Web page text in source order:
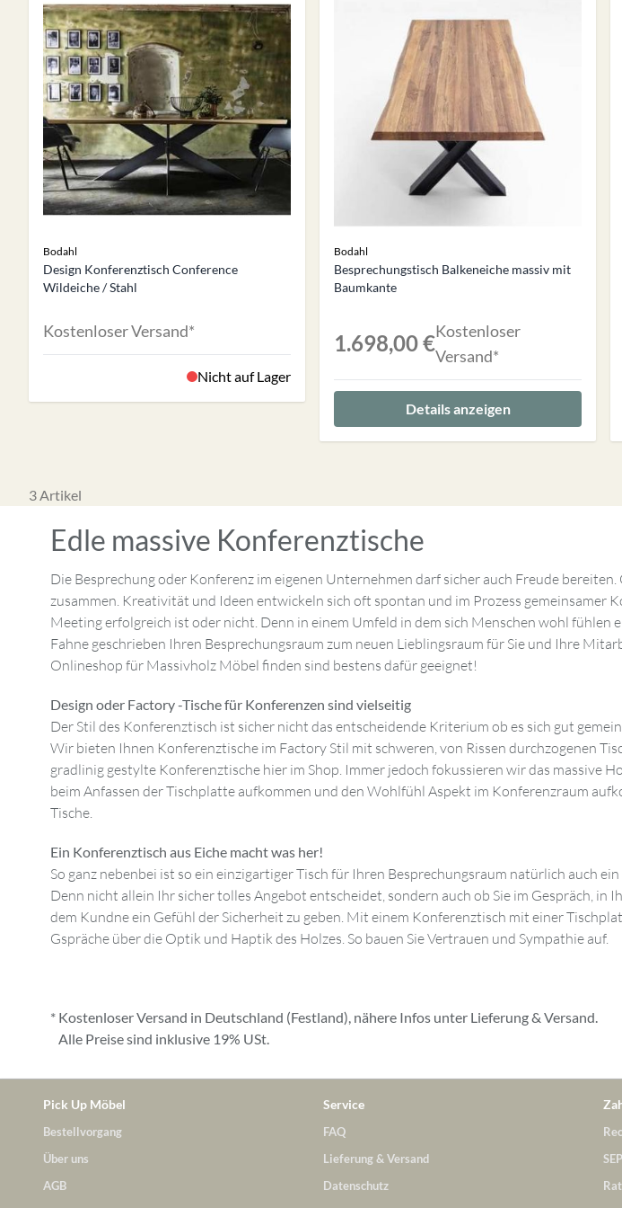
Bodahl
Design Konferenztisch Conference
Wildeiche / Stahl
Kostenloser Versand*
Nicht auf Lager
Bodahl
Besprechungstisch Balkeneiche massiv mit
Baumkante
1.698,00 €Kostenloser
Versand*
Details anzeigen
3Artikel
Edle massive Konferenztische
Die Besprechung oder Konferenz im eigenen Unternehmen darf sicher auch Freude
zusammen. Kreativität und Ideen entwickeln sich oft spontan und im Prozess gemeinsamer
Meeting erfolgreich ist oder nicht. Denn in einem Umfeld in dem sich Menschen wohl
Fahne geschrieben Ihren Besprechungsraum zum neuen Lieblingsraum für Sie und Ihre
Onlineshop für Massivholz Möbel finden sind bestens dafür geeignet!
Design oder Factory -Tische für Konferenzen sind vielseitig
Der Stil des Konferenztisch ist sicher nicht das entscheidende Kriterium ob es sich gut
Wir bieten Ihnen Konferenztische im Factory Stil mit schweren, von Rissen durchzogenen
gradlinig gestylte Konferenztische hier im Shop. Immer jedoch fokussieren wir das massive
beim Anfassen der Tischplatte aufkommen und den Wohlfühl Aspekt im Konferenzraum
Tische.
Ein Konferenztisch aus Eiche macht was her!
So ganz nebenbei ist so ein einzigartiger Tisch für Ihren Besprechungsraum natürlich auch
Denn nicht allein Ihr sicher tolles Angebot entscheidet, sondern auch ob Sie im Gespräch,
dem Kundne ein Gefühl der Sicherheit zu geben. Mit einem Konferenztisch mit einer
Gspräche über die Optik und Haptik des Holzes. So bauen Sie Vertrauen und Sympathie auf.
* Kostenloser Versand in Deutschland (Festland), nähere Infos unter Lieferung & Versand.
Alle Preise sind inklusive 19% USt.
Pick Up Möbel
Bestellvorgang
Über uns
AGB
Service
FAQ
Lieferung & Versand
Datenschutz